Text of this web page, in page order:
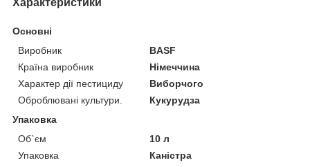
Основні
Виробник
BASF
Країна виробник
Німеччина
Характер дії пестициду
Виборчого
Оброблювані культури.
Кукурудза
Упаковка
Об`єм
10 л
Упаковка
Каністра